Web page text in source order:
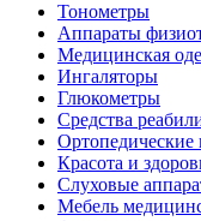
Тонометры
Аппараты
Медицинская
Ингаляторы
Глюкометры
Средства
Ортопедические
Красота и
Слуховые
Мебель